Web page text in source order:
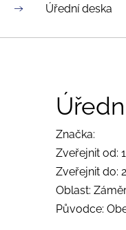
Úřední deska
Značka:
Zveřejnit od:
Zveřejnit do:
Oblast:
Původce: